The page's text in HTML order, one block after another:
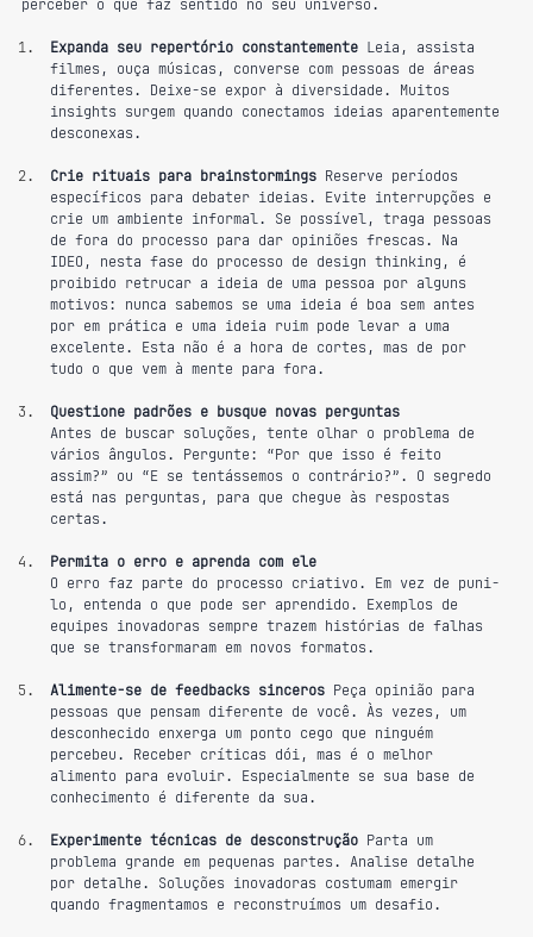
perceber o que faz sentido no seu universo.
Expanda seu repertório constantemente Leia, assista
filmes, ouça músicas, converse com pessoas de áreas
diferentes. Deixe-se expor à diversidade. Muitos
insights surgem quando conectamos ideias aparentemente
desconexas.
Crie rituais para brainstormings Reserve períodos
específicos para debater ideias. Evite interrupções e
crie um ambiente informal. Se possível, traga pessoas
de fora do processo para dar opiniões frescas. Na
IDEO, nesta fase do processo de design thinking, é
proibido retrucar a ideia de uma pessoa por alguns
motivos: nunca sabemos se uma ideia é boa sem antes
por em prática e uma ideia ruim pode levar a uma
excelente. Esta não é a hora de cortes, mas de por
tudo o que vem à mente para fora.
Questione padrões e busque novas perguntas
Antes de buscar soluções, tente olhar o problema de
vários ângulos. Pergunte: “Por que isso é feito
assim?” ou “E se tentássemos o contrário?”. O segredo
está nas perguntas, para que chegue às respostas
certas.
Permita o erro e aprenda com ele
O erro faz parte do processo criativo. Em vez de puni-
lo, entenda o que pode ser aprendido. Exemplos de
equipes inovadoras sempre trazem histórias de falhas
que se transformaram em novos formatos.
Alimente-se de feedbacks sinceros Peça opinião para
pessoas que pensam diferente de você. Às vezes, um
desconhecido enxerga um ponto cego que ninguém
percebeu. Receber críticas dói, mas é o melhor
alimento para evoluir. Especialmente se sua base de
conhecimento é diferente da sua.
Experimente técnicas de desconstrução Parta um
problema grande em pequenas partes. Analise detalhe
por detalhe. Soluções inovadoras costumam emergir
quando fragmentamos e reconstruímos um desafio.